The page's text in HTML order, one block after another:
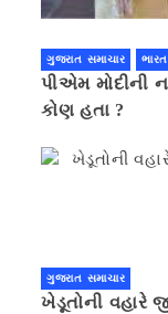
ગુજરાત સમાચાર
પીએમ મોદીની
કોણ હતા ?
ગુજરાત સમાચાર
ખેડૂતોની વહારે